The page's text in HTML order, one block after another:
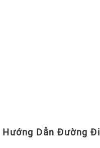
Hướng Dẫn Đường Đi